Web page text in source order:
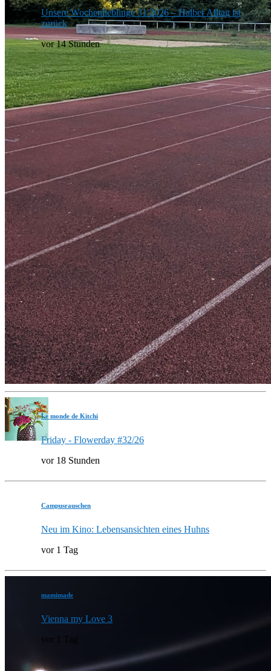
Unsere Wochenlieblinge 31/2026 – Halber Alltag ist
zurück
vor 14 Stunden
Le monde de Kitchi
Friday - Flowerday #32/26
vor 18 Stunden
Campusrauschen
Neu im Kino: Lebensansichten eines Huhns
vor 1 Tag
mamimade
Vienna my Love 3
vor 1 Tag